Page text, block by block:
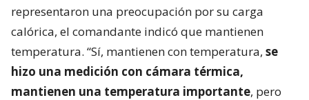
representaron una preocupación por su carga
calórica, el comandante indicó que mantienen
temperatura. “Sí, mantienen con temperatura, se
hizo una medición con cámara térmica,
mantienen una temperatura importante, pero